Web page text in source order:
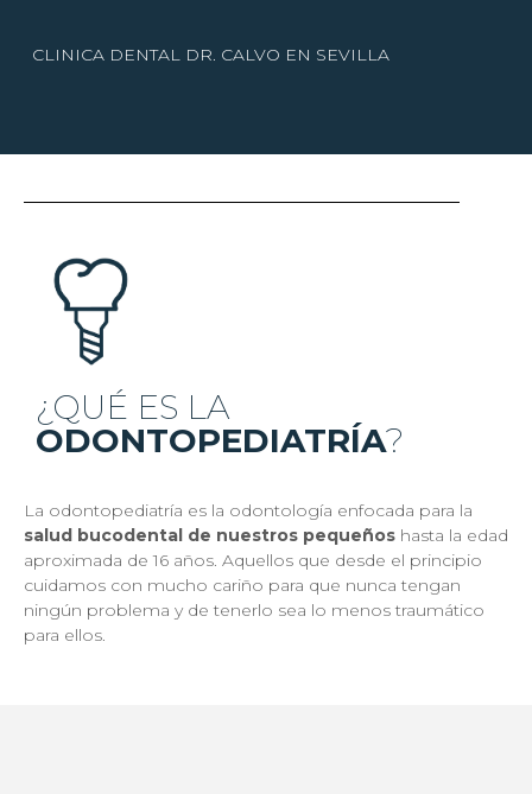
CLINICA DENTAL DR. CALVO EN SEVILLA
¿QUÉ ES LA
ODONTOPEDIATRÍA?
La odontopediatría es la odontología enfocada para la
salud bucodental de nuestros pequeños hasta la edad
aproximada de 16 años. Aquellos que desde el principio
cuidamos con mucho cariño para que nunca tengan
ningún problema y de tenerlo sea lo menos traumático
para ellos.